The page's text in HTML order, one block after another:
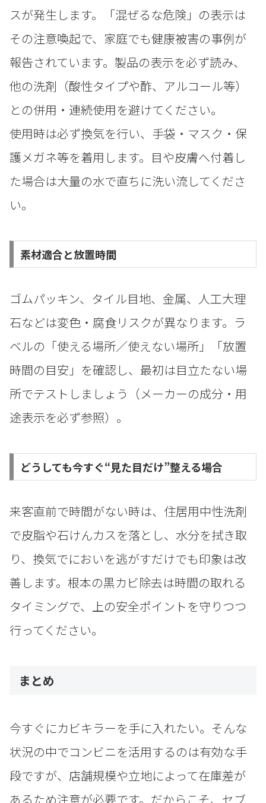
スが発生します。「混ぜるな危険」の表示は
その注意喚起で、家庭でも健康被害の事例が
報告されています。製品の表示を必ず読み、
他の洗剤（酸性タイプや酢、アルコール等）
との併用・連続使用を避けてください。
使用時は必ず換気を行い、手袋・マスク・保
護メガネ等を着用します。目や皮膚へ付着し
た場合は大量の水で直ちに洗い流してくださ
い。
素材適合と放置時間
ゴムパッキン、タイル目地、金属、人工大理
石などは変色・腐食リスクが異なります。ラ
ベルの「使える場所／使えない場所」「放置
時間の目安」を確認し、最初は目立たない場
所でテストしましょう（メーカーの成分・用
途表示を必ず参照）。
どうしても今すぐ“見た目だけ”整える場合
来客直前で時間がない時は、住居用中性洗剤
で皮脂や石けんカスを落とし、水分を拭き取
り、換気でにおいを逃がすだけでも印象は改
善します。根本の黒カビ除去は時間の取れる
タイミングで、上の安全ポイントを守りつつ
行ってください。
まとめ
今すぐにカビキラーを手に入れたい。そんな
状況の中でコンビニを活用するのは有効な手
段ですが、店舗規模や立地によって在庫差が
あるため注意が必要です。だからこそ、セブ